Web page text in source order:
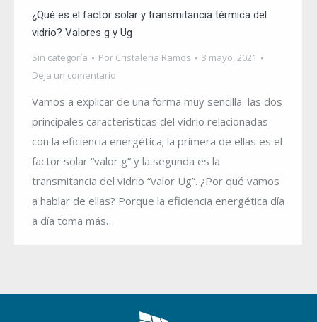
¿Qué es el factor solar y transmitancia térmica del
vidrio? Valores g y Ug
Sin categoría
Por Cristaleria Ramos
3 mayo, 2021
Deja un comentario
Vamos a explicar de una forma muy sencilla las dos
principales características del vidrio relacionadas
con la eficiencia energética; la primera de ellas es el
factor solar “valor g” y la segunda es la
transmitancia del vidrio “valor Ug”. ¿Por qué vamos
a hablar de ellas? Porque la eficiencia energética día
a día toma más…